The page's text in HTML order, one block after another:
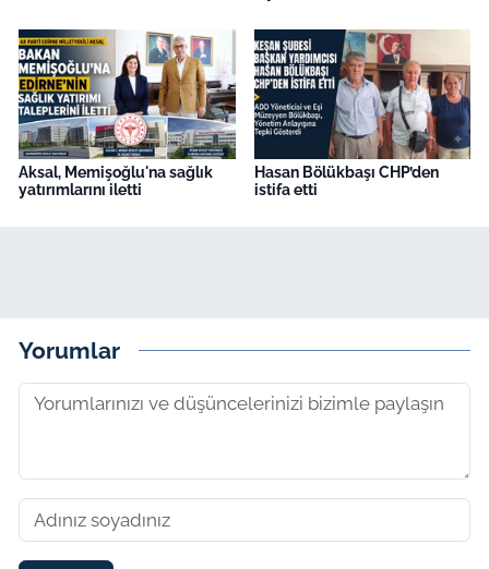
Aksal, Memişoğlu'na sağlık
yatırımlarını iletti
Hasan Bölükbaşı CHP’den
istifa etti
Yorumlar